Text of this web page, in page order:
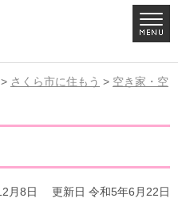
> さくら市に住もう > 空き家・空
月8日 更新日 令和5年6月22日